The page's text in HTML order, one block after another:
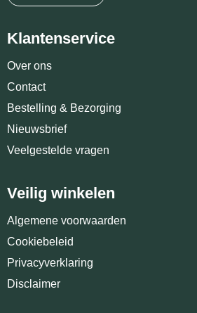
Klantenservice
Over ons
Contact
Bestelling & Bezorging
Nieuwsbrief
Veelgestelde vragen
Veilig winkelen
Algemene voorwaarden
Cookiebeleid
Privacyverklaring
Disclaimer